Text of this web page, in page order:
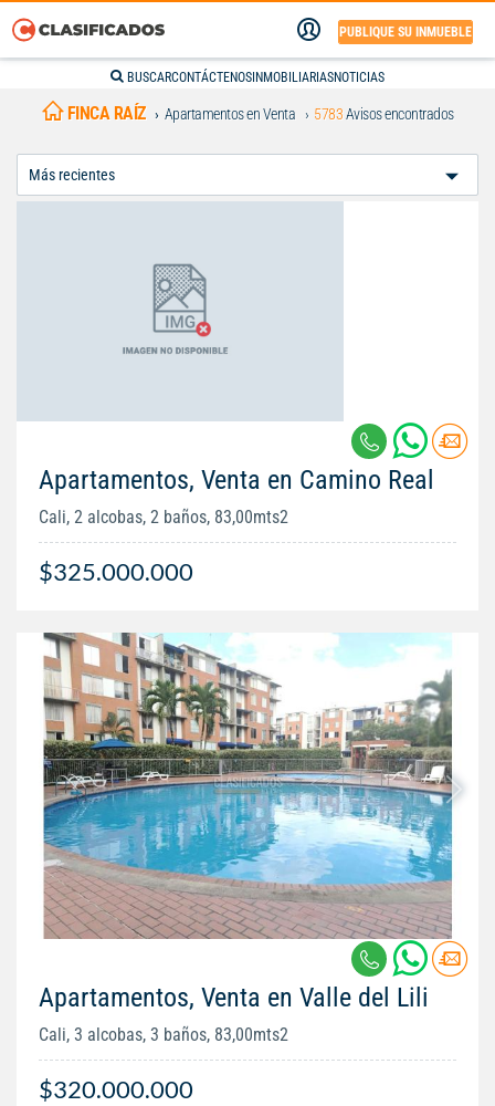
PUBLIQUE SU INMUEBLE
BUSCARCONTÁCTENOS INMOBILIARIASNOTICIAS
FINCA RAÍZ Apartamentos en Venta 5783Avisos encontrados
Apartamentos, Venta en Camino Real
Cali, 2 alcobas, 2 baños, 83,00mts2
$325.000.000
Apartamentos, Venta en Valle del Lili
Cali, 3 alcobas, 3 baños, 83,00mts2
$320.000.000